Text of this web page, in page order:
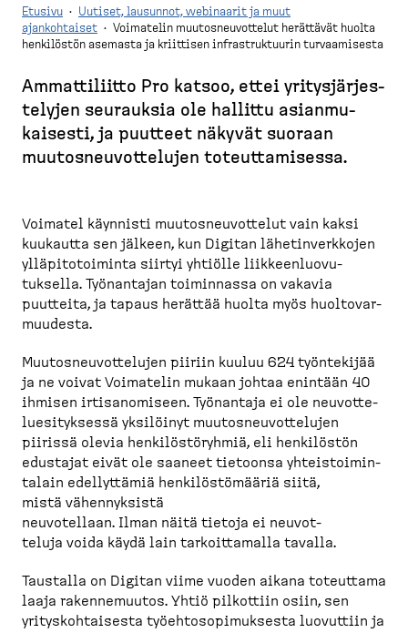
u
r
u
p
k
u
Etusivu ·
Uutiset, lausunnot, webinaarit ja muut
ajankohtaiset ·
Voimatelin muutosneuvottelut herättävät huolta
henkilöstön asemasta ja kriittisen infrastruktuurin turvaamisesta
Ammatti­liitto Pro katsoo, ettei yritys­jär­jes­
telyjen seurauksia ole hallittu asianmu­
kaisesti, ja puutteet näkyvät suoraan
muutos­neu­vot­telujen toteut­ta­misessa.
Voimatel käynnisti muutos­neu­vottelut vain kaksi
kuukautta sen jälkeen, kun Digitan lähetin­verkkojen
ylläpi­to­toiminta siirtyi yhtiölle liikkeen­luo­vu­
tuksella. Työnantajan toiminnassa on vakavia
puutteita, ja tapaus herättää huolta myös huolto­var­
muudesta.
Muutos­neu­vot­telujen piiriin kuuluu 624 työntekijää
ja ne voivat Voimatelin mukaan johtaa enintään 40
ihmisen irtisa­no­miseen. Työnantaja ei ole neuvot­te­
lue­si­tyksessä yksilöinyt muutos­neu­vot­telujen
piirissä olevia henkilös­tö­ryhmiä, eli henkilöstön
edustajat eivät ole saaneet tietoonsa yhteis­toi­min­
talain edellyttämiä henkilös­tö­määriä siitä,
mistä vähennyksistä
neuvotellaan. Ilman näitä tietoja ei neuvot­
teluja voida käydä lain tarkoit­tamalla tavalla.
Taustalla on Digitan viime vuoden aikana toteuttama
laaja rakenne­muutos. Yhtiö pilkottiin osiin, sen
yritys­koh­taisesta työehto­so­pi­muksesta luovuttiin ja